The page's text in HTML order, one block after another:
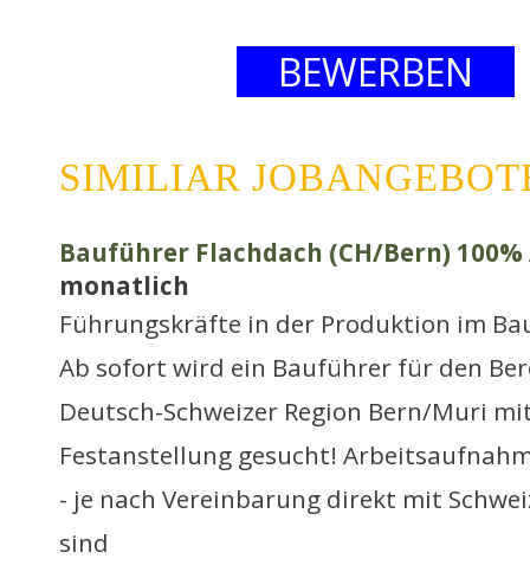
BEWERBEN
SIMILIAR
Bauführer Flachdach (CH/Bern)
monatlich
Führungskräfte in der Produktion im
Ab sofort wird ein Bauführer für den
Deutsch-Schweizer Region Bern/Muri
Festanstellung gesucht!
- je nach Vereinbarung direkt mit
sind